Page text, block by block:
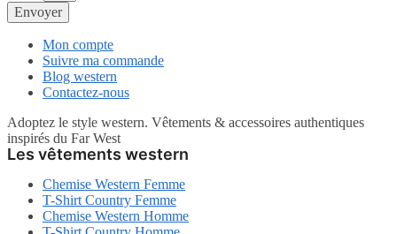
Envoyer
Mon compte
Suivre ma commande
Blog western
Contactez-nous
Adoptez le style western. Vêtements & accessoires authentiques
inspirés du Far West
Les vêtements western
Chemise Western Femme
T-Shirt Country Femme
Chemise Western Homme